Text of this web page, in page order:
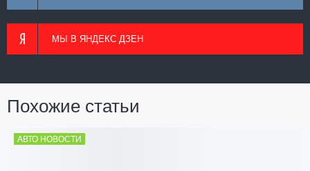
МЫ В ЯНДЕКС ДЗЕН
Похожие статьи
АВТО НОВОСТИ